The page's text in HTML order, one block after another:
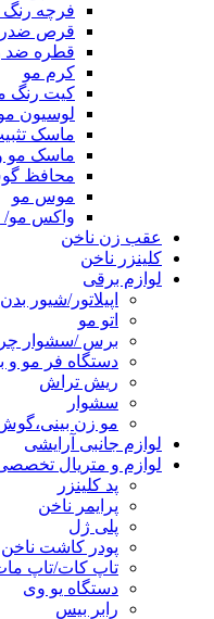
فرچه رنگ
قرص
قطره ضد
کرم مو
کیت رنگ
لوسیون
ماسک
ماسک مو و
محافظ
موس مو
واکس مو/
عقب زن ناخن
کلینزر ناخن
لوازم برقی
اپیلاتور/شیور بدن
اتو مو
برس /سشوار
دستگاه فر مو و
ریش تراش
سشوار
مو زن بینی،گوش
لوازم جانبی آرایشی
لوازم و متریال
پد کلینزر
پرایمر ناخن
پلی ژل
پودر کاشت ناخن
تاپ کات/تاپ
دستگاه یو وی
رابر بیس